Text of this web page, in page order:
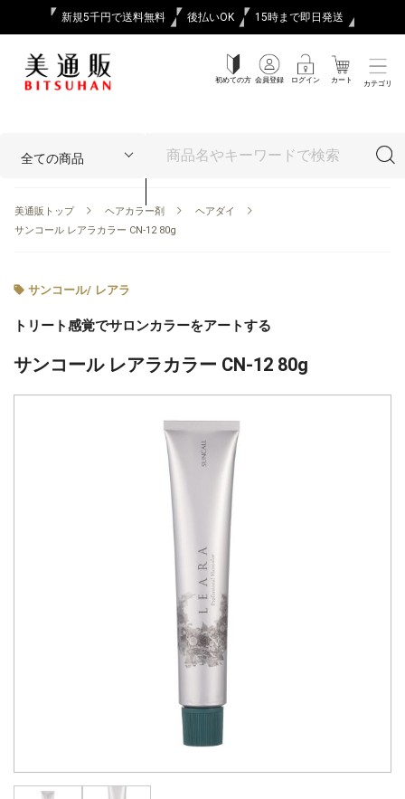
新規5千円で送料無料 後払いOK 15時まで即日発送
初めての方 会員登録 ログイン カート カテゴリ
美通販トップ ヘアカラー剤
ヘアダイ
サンコール レアラカラー CN-12 80g
サンコール/ レアラ
トリート感覚でサロンカラーをアートする
サンコール レアラカラー CN-12 80g